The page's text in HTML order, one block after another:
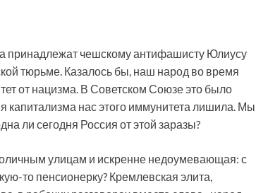
принадлежат чешскому антифашисту Юлиусу
тюрьме. Казалось бы, наш народ во время
от нацизма. В Советском Союзе это было
капитализма нас этого иммунитета лишила. Мы
ли сегодня Россия от этой заразы?
улицам и искренне недоумевающая: с
то пенсионерку? Кремлевская элита,